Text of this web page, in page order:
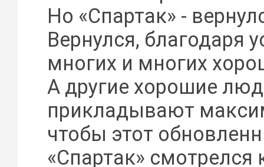
Но «Спартак» -
Вернулся, благодаря
многих и многих
А другие хорошие
прикладывают
чтобы этот
«Спартак» смотрелся